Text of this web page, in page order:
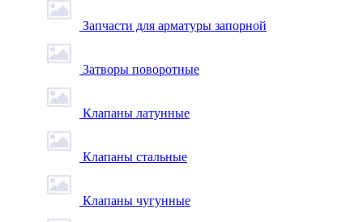
Запчасти для арматуры запорной
Затворы поворотные
Клапаны латунные
Клапаны стальные
Клапаны чугунные